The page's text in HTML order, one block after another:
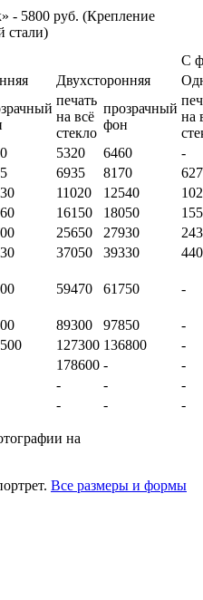
- 5800 руб. (Крепление
стали)
С
Двухсторонняя
печать
на всё
стекло
прозрачный
фон
на
5320 6460
-
6935 8170
11020 12540
16150 18050
25650 27930
37050 39330
59470 61750 -
89300 97850
-
127300 136800
-
178600 -
-
- -
-
- - -
на
Все размеры и формы